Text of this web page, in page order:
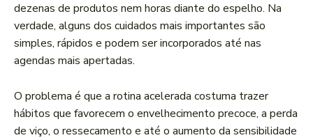
dezenas de produtos nem horas diante do espelho. Na
verdade, alguns dos cuidados mais importantes são
simples, rápidos e podem ser incorporados até nas
agendas mais apertadas.
O problema é que a rotina acelerada costuma trazer
hábitos que favorecem o envelhecimento precoce, a perda
de viço, o ressecamento e até o aumento da sensibilidade